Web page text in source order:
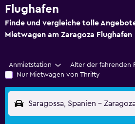
Flughafen
Finde und vergleiche tolle
Mietwagen am Zaragoza Flughafen
Anmietstation Alter der fahrenden
Nur Mietwagen von Thrifty
Saragossa, Spanien -